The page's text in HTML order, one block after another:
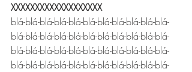
XXXXXXXXXXXXXXXXXXX
blá-blá-blá-blá-blá-blá-blá-blá-blá-blá-blá-
blá-blá-blá-blá-blá-blá-blá-blá-blá-blá-blá-
blá-blá-blá-blá-blá-blá-blá-blá-blá-blá-blá-
blá-blá-blá-blá-blá-blá-blá-blá-blá-blá-blá-